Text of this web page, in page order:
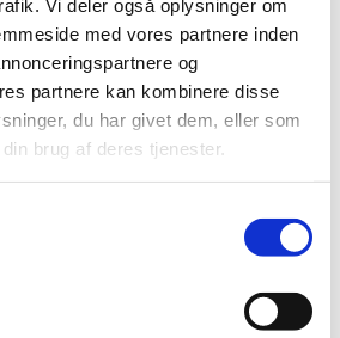
Vi deler også oplysninger om
med vores partnere inden
og
partnere kan kombinere disse
du har givet dem, eller som
brug af deres tjenester.
om individuelle tilskud
Lægemiddelstyrelsen ca. 111.000
(ca. 4 % flere end i 2006),
2007
i 2007 20 ansøgninger om